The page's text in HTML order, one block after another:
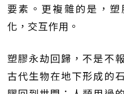
要素。更複雜的是，
化，交互作用。
塑膠永劫回歸，不是不
古代生物在地下形成的